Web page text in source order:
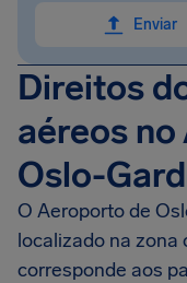
Enviar
Direitos
aéreos
Oslo-
O Aeroporto de
localizado na zona
corresponde aos